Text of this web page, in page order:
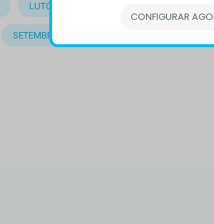
LUTO
SETEMBRO AMARELO
CONFIGURAR